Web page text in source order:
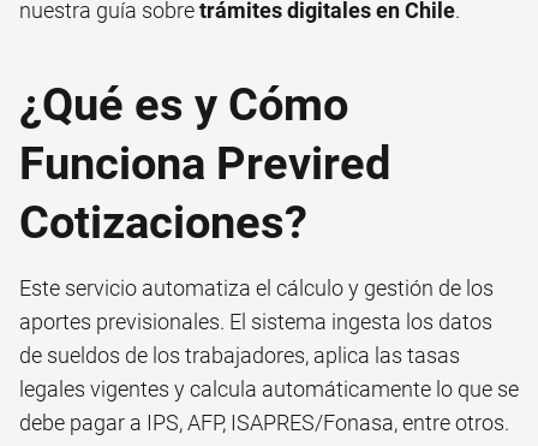
nuestra guía sobretrámites digitales en Chile.
¿Qué es y Cómo
Funciona Previred
Cotizaciones?
Este servicio automatiza el cálculo y gestión de los
aportes previsionales. El sistema ingesta los datos
de sueldos de los trabajadores, aplica las tasas
legales vigentes y calcula automáticamente lo que se
debe pagar a IPS, AFP, ISAPRES/Fonasa, entre otros.